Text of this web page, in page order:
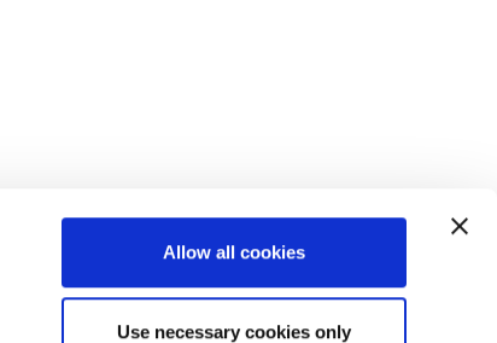
Allow all cookies
Use necessary cookies only